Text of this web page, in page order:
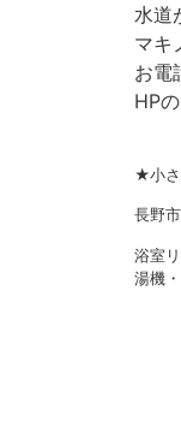
水道
マキ
お電
HP
★小
長野
浴室
湯機